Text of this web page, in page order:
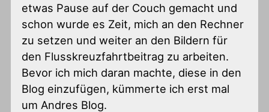
etwas Pause auf der Couch gemacht und
schon wurde es Zeit, mich an den Rechner
zu setzen und weiter an den Bildern für
den Flusskreuzfahrtbeitrag zu arbeiten.
Bevor ich mich daran machte, diese in den
Blog einzufügen, kümmerte ich erst mal
um Andres Blog.